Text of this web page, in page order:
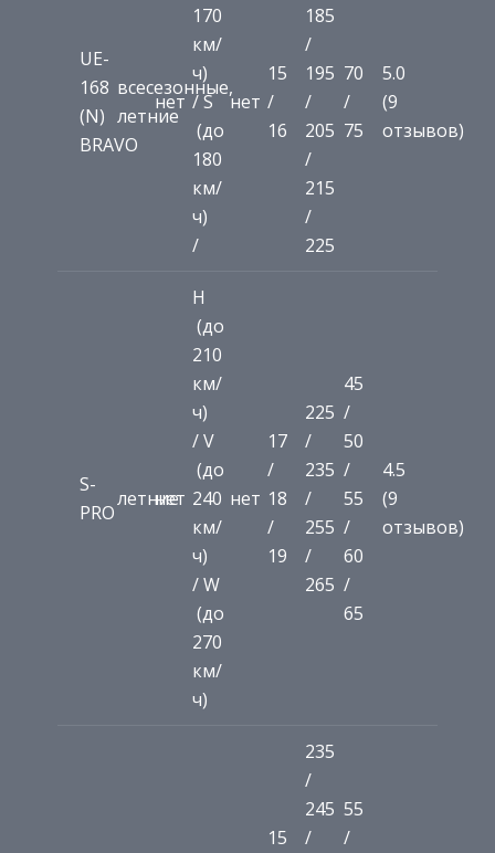
UE-
168
(N)
BRAVO
всесезонные,
летние
нет
170
км/
ч)
/ S
(до
180
км/
ч)
/
нет
15
/
16
185
/
195
/
205
/
215
/
225
70
/
75
5.0
(9
отзывов)
S-
PRO
летние
нет
H
(до
210
км/
ч)
/ V
(до
240
км/
ч)
/ W
(до
270
км/
ч)
нет
17
/
18
/
19
225
/
235
/
255
/
265
45
/
50
/
55
/
60
/
65
4.5
(9
отзывов)
15
235
/
245
/
55
/